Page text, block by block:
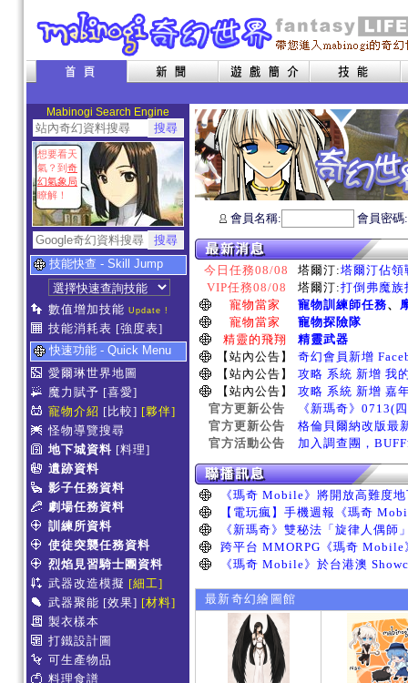
Mabinogi Search Engine
想要看天
氣？到 奇
幻氣象局
瞭解！
技能快查 - Skill Jump
數值增加技能 Update !
技能消耗表 [強度表]
快速功能 - Quick Menu
愛爾琳世界地圖
魔力賦予 [喜愛]
寵物介紹 [比較] [夥伴]
怪物導覽搜尋
地下城資料 [料理]
遺跡資料
影子任務資料
劇場任務資料
訓練所資料
使徒突襲任務資料
烈焰見習騎士團資料
武器改造模擬 [細工]
武器聚能 [效果] [材料]
製衣樣本
打鐵設計圖
可生產物品
料理食譜
會員名稱: 會員密
今日任務08/08 塔爾汀:塔爾汀佔領
VIP任務08/08
塔爾汀:打倒弗魔族
寵物當家
寵物訓練師任務、
寵物當家
寵物探險隊
精靈的飛翔
精靈武器
【站內公告】
奇幻會員新增
【站內公告】
攻略 系統 新增 我
【站內公告】
攻略 系統 新增 嘉
官方更新公告
《新瑪奇》0713(
官方更新公告
格倫貝爾納改版最
官方活動公告
加入調查團，
最新奇幻繪圖館